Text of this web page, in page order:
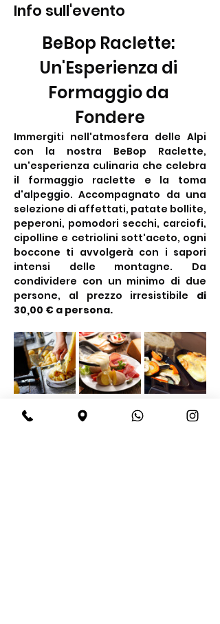
Info sull'evento
BeBop Raclette:
Un'Esperienza di
Formaggio da
Fondere
Immergiti nell'atmosfera delle Alpi
con la nostra BeBop Raclette,
un'esperienza culinaria che celebra
il formaggio raclette e la toma
d'alpeggio. Accompagnato da una
selezione di affettati, patate bollite,
peperoni, pomodori secchi, carciofi,
cipolline e cetriolini sott'aceto, ogni
boccone ti avvolgerà con i sapori
intensi delle montagne. Da
condividere con un minimo di due
persone, al prezzo irresistibile di
30,00 € a persona.